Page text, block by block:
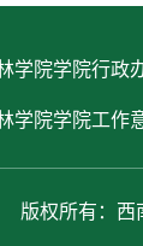
学院学院行政
学院学院工作
版权所有：西